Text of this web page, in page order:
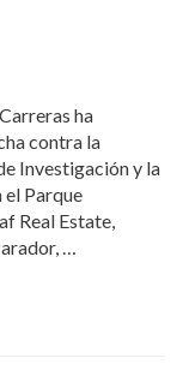
ha
contra la
Investigación y la
el Parque
Real Estate,
…